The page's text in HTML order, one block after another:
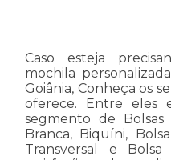
Caso esteja
mochila
Goiânia, Conheça os
oferece. Entre eles
segmento de Bolsas
Branca, Biquíni,
Transversal e Bolsa